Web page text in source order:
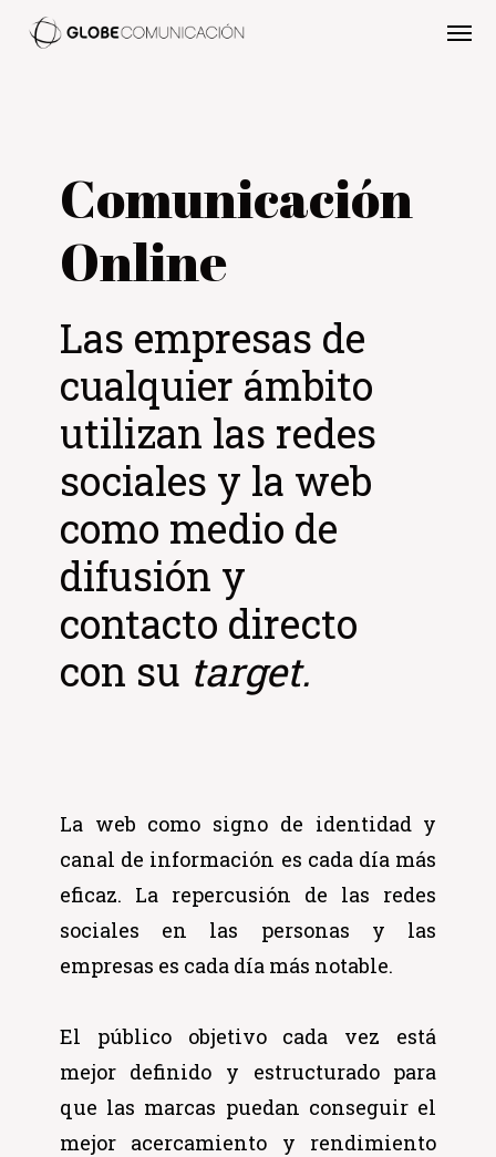
Comunicación
Online
Las empresas de
cualquier ámbito
utilizan las redes
sociales y la web
como medio de
difusión y
contacto directo
con su target.
La web como signo de identidad y
canal de información es cada día más
eficaz. La repercusión de las redes
sociales en las personas y las
empresas es cada día más notable.
El público objetivo cada vez está
mejor definido y estructurado para
que las marcas puedan conseguir el
mejor acercamiento y rendimiento